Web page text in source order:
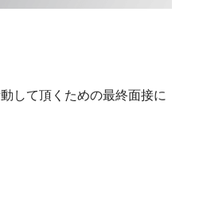
して頂くための最終面接に